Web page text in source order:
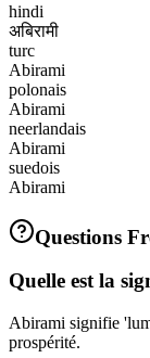
hindi
अबिरामी
turc
Abirami
polonais
Abirami
neerlandais
Abirami
suedois
Abirami
Questions
Quelle est la
Abirami signifie
prospérité.